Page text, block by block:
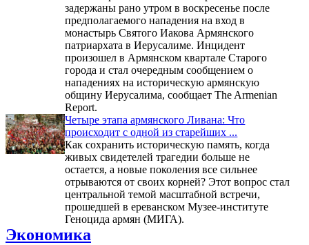
задержаны рано утром в воскресенье после
предполагаемого нападения на вход в
монастырь Святого Иакова Армянского
патриархата в Иерусалиме. Инцидент
произошел в Армянском квартале Старого
города и стал очередным сообщением о
нападениях на историческую армянскую
общину Иерусалима, сообщает The Armenian
Report.
Четыре этапа армянского Ливана: Что
происходит с одной из старейших ...
Как сохранить историческую память, когда
живых свидетелей трагедии больше не
остается, а новые поколения все сильнее
отрываются от своих корней? Этот вопрос стал
центральной темой масштабной встречи,
прошедшей в ереванском Музее-институте
Геноцида армян (МИГА).
Экономика